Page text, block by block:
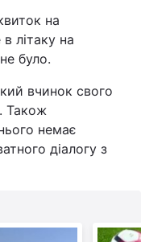
на
літаку на
було.
вчинок свого
Також
немає
діалогу з